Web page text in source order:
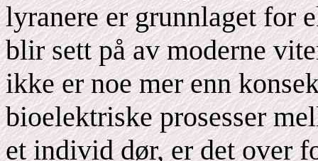
lyranere er grunnlaget for
blir sett på av moderne
ikke er noe mer enn
bioelektriske prosesser
et individ dør, er det over